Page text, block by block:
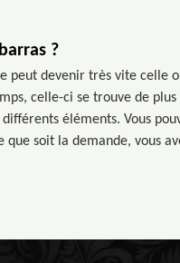
?
peut devenir très vite celle
celle-ci se trouve de
éléments. Vous
soit la demande, vous